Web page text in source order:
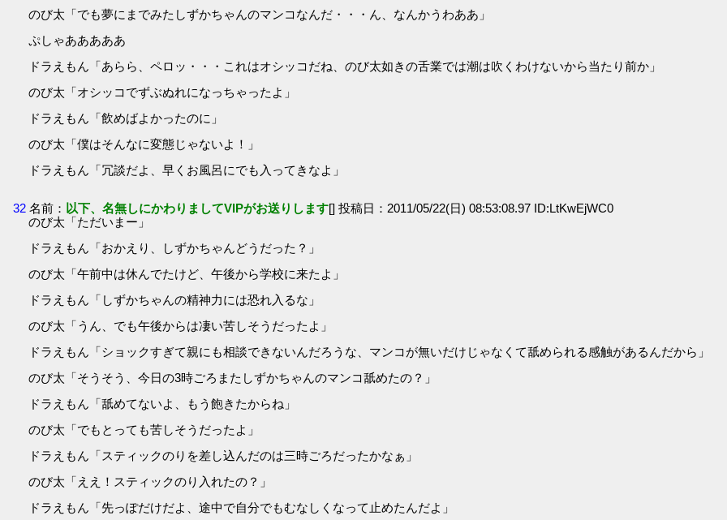
のび太「でも夢にまでみたしずかちゃんのマンコなんだ・・・ん、なんかうわああ」
ぷしゃあああああ
ドラえもん「あらら、ペロッ・・・これはオシッコだね、のび太如きの舌業では潮は吹くわけないから当たり前か」
のび太「オシッコでずぶぬれになっちゃったよ」
ドラえもん「飲めばよかったのに」
のび太「僕はそんなに変態じゃないよ！」
ドラえもん「冗談だよ、早くお風呂にでも入ってきなよ」
32 名前： 以下、名無しにかわりましてVIPがお送りします[] 投稿日：2011/05/22(日) 08:53:08.97 ID:LtKwEjWC0
のび太「ただいまー」
ドラえもん「おかえり、しずかちゃんどうだった？」
のび太「午前中は休んでたけど、午後から学校に来たよ」
ドラえもん「しずかちゃんの精神力には恐れ入るな」
のび太「うん、でも午後からは凄い苦しそうだったよ」
ドラえもん「ショックすぎて親にも相談できないんだろうな、マンコが無いだけじゃなくて舐められる感触があるんだから」
のび太「そうそう、今日の3時ごろまたしずかちゃんのマンコ舐めたの？」
ドラえもん「舐めてないよ、もう飽きたからね」
のび太「でもとっても苦しそうだったよ」
ドラえもん「スティックのりを差し込んだのは三時ごろだったかなぁ」
のび太「ええ！スティックのり入れたの？」
ドラえもん「先っぽだけだよ、途中で自分でもむなしくなって止めたんだよ」